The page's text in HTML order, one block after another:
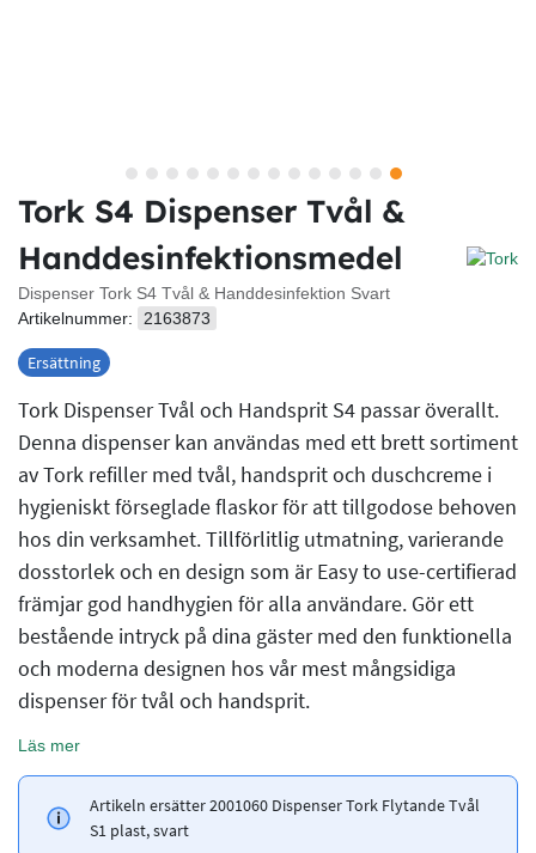
Tork S4 Dispenser Tvål &
Handdesinfektionsmedel
Dispenser Tork S4 Tvål & Handdesinfektion Svart
Artikelnummer:
2163873
Ersättning
Tork Dispenser Tvål och Handsprit S4 passar överallt.
Denna dispenser kan användas med ett brett sortiment
av Tork refiller med tvål, handsprit och duschcreme i
hygieniskt förseglade flaskor för att tillgodose behoven
hos din verksamhet. Tillförlitlig utmatning, varierande
dosstorlek och en design som är Easy to use-certifierad
främjar god handhygien för alla användare. Gör ett
bestående intryck på dina gäster med den funktionella
och moderna designen hos vår mest mångsidiga
dispenser för tvål och handsprit.
Läs mer
Artikeln ersätter 2001060 Dispenser Tork Flytande Tvål
S1 plast, svart